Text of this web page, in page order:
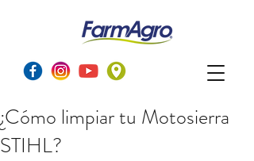
¿Cómo limpiar tu Motosierra
STIHL?